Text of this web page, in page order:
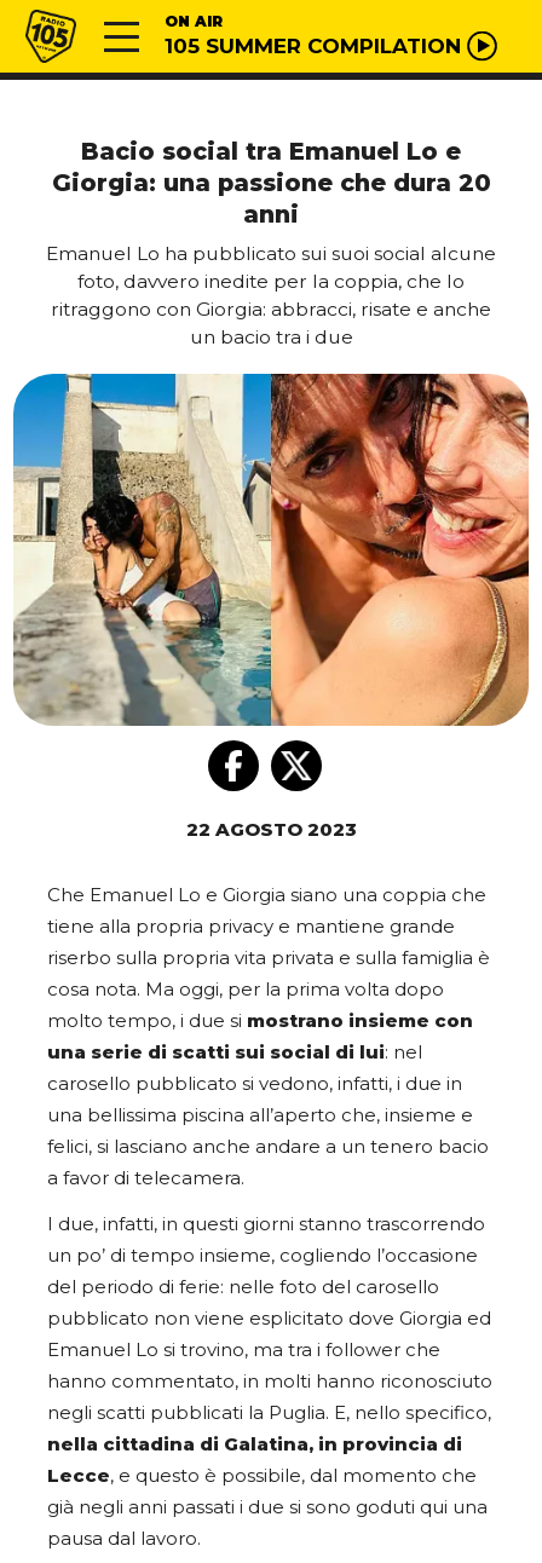
Vai al contenuto
Radio 105 ON AIR
105 SUMMER COMPILATION
Bacio social tra Emanuel Lo e
Giorgia: una passione che dura 20
anni
Emanuel Lo ha pubblicato sui suoi social alcune
foto, davvero inedite per la coppia, che lo
ritraggono con Giorgia: abbracci, risate e anche
un bacio tra i due
22 AGOSTO 2023
Che Emanuel Lo e Giorgia siano una coppia che
tiene alla propria privacy e mantiene grande
riserbo sulla propria vita privata e sulla famiglia è
cosa nota. Ma oggi, per la prima volta dopo
molto tempo, i due si mostrano insieme con
una serie di scatti sui social di lui: nel
carosello pubblicato si vedono, infatti, i due in
una bellissima piscina all’aperto che, insieme e
felici, si lasciano anche andare a un tenero bacio
a favor di telecamera.
I due, infatti, in questi giorni stanno trascorrendo
un po’ di tempo insieme, cogliendo l’occasione
del periodo di ferie: nelle foto del carosello
pubblicato non viene esplicitato dove Giorgia ed
Emanuel Lo si trovino, ma tra i follower che
hanno commentato, in molti hanno riconosciuto
negli scatti pubblicati la Puglia. E, nello specifico,
nella cittadina di Galatina, in provincia di
Lecce, e questo è possibile, dal momento che
già negli anni passati i due si sono goduti qui una
pausa dal lavoro.